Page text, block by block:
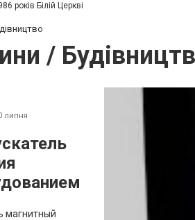
років Білій Церкві
/
липня
магнитный